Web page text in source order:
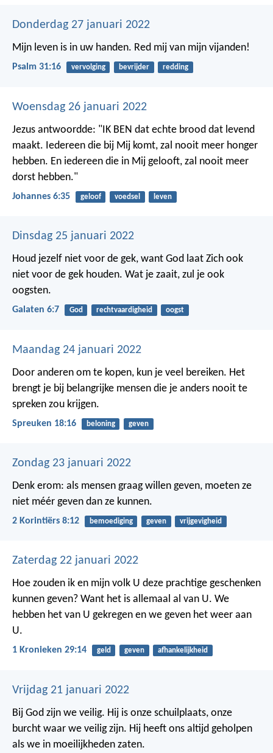
Donderdag 27 januari 2022
Mijn leven is in uw handen. Red mij van mijn vijanden!
Psalm 31:16 vervolging bevrijder redding
Woensdag 26 januari 2022
Jezus antwoordde: "IK BEN dat echte brood dat levend
maakt. Iedereen die bij Mij komt, zal nooit meer honger
hebben. En iedereen die in Mij gelooft, zal nooit meer
dorst hebben."
Johannes 6:35 geloof voedsel leven
Dinsdag 25 januari 2022
Houd jezelf niet voor de gek, want God laat Zich ook
niet voor de gek houden. Wat je zaait, zul je ook
oogsten.
Galaten 6:7 God rechtvaardigheid oogst
Maandag 24 januari 2022
Door anderen om te kopen, kun je veel bereiken. Het
brengt je bij belangrijke mensen die je anders nooit te
spreken zou krijgen.
Spreuken 18:16 beloning geven
Zondag 23 januari 2022
Denk erom: als mensen graag willen geven, moeten ze
niet méér geven dan ze kunnen.
2 Korintiërs 8:12 bemoediging geven vrijgevigheid
Zaterdag 22 januari 2022
Hoe zouden ik en mijn volk U deze prachtige geschenken
kunnen geven? Want het is allemaal al van U. We
hebben het van U gekregen en we geven het weer aan
U.
1 Kronieken 29:14 geld geven afhankelijkheid
Vrijdag 21 januari 2022
Bij God zijn we veilig. Hij is onze schuilplaats, onze
burcht waar we veilig zijn. Hij heeft ons altijd geholpen
als we in moeilijkheden zaten.